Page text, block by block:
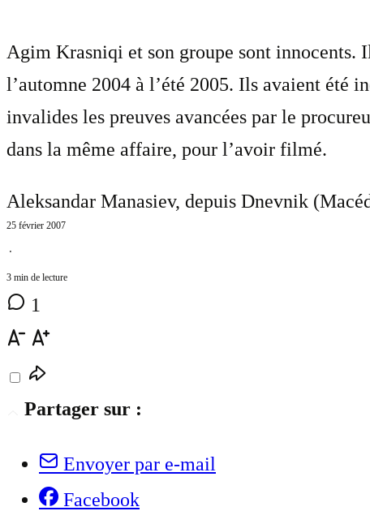
Agim Krasniqi et son groupe sont innocents.
l’automne 2004 à l’été 2005. Ils avaient été
invalides les preuves avancées par le
dans la même affaire, pour l’avoir filmé.
Aleksandar Manasiev, depuis Dnevnik
25 février 2007
⋅
3 min de lecture
1
Partager sur :
Envoyer par e-mail
Facebook